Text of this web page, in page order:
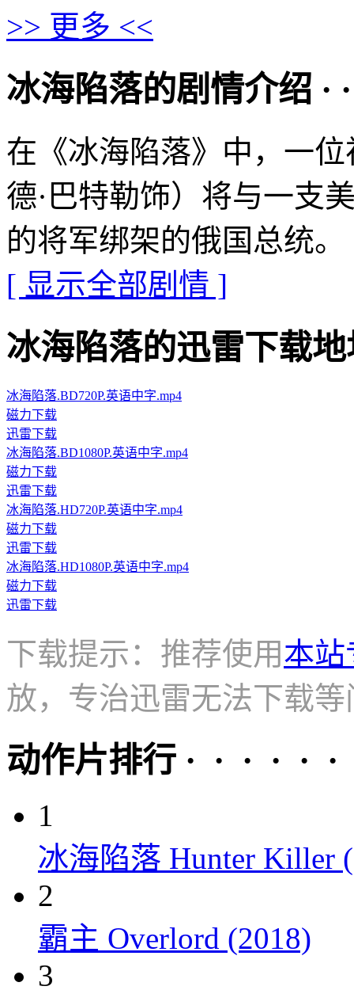
>> 更多 <<
冰海陷落的剧情介绍 · ·
在《冰海陷落》中，一
德·巴特勒饰）将与一支
的将军绑架的俄国总统。
[ 显示全部剧情 ]
冰海陷落的迅雷下载地
冰海陷落.BD720P.英语中字.mp4
磁力下载
迅雷下载
冰海陷落.BD1080P.英语中字.mp4
磁力下载
迅雷下载
冰海陷落.HD720P.英语中字.mp4
磁力下载
迅雷下载
冰海陷落.HD1080P.英语中字.mp4
磁力下载
迅雷下载
下载提示：推荐使用本站
放，专治迅雷无法下载等
动作片排行 · · · · · ·
1
冰海陷落 Hunter Killer
2
霸主 Overlord (2018)
3